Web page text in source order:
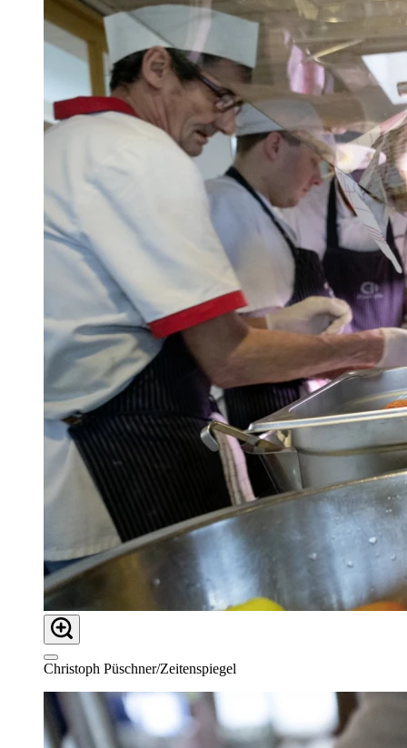
Christoph Püschner/Zeitenspiegel